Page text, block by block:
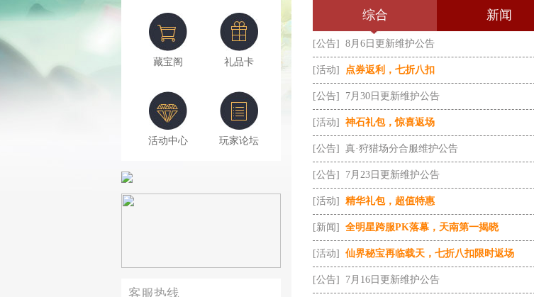
藏宝阁 礼品卡
活动中心 玩家论坛
客服热线
综合 新闻
[公告] 8月6日更新维护公告
[活动] 点券返利，七折八扣
[公告] 7月30日更新维护公告
[活动] 神石礼包，惊喜返场
[公告] 真·狩猎场分合服维护公告
[公告] 7月23日更新维护公告
[活动] 精华礼包，超值特惠
[新闻] 全明星跨服PK落幕，天南第一揭晓
[活动] 仙界秘宝再临载天，七折八扣限时返场
[公告] 7月16日更新维护公告